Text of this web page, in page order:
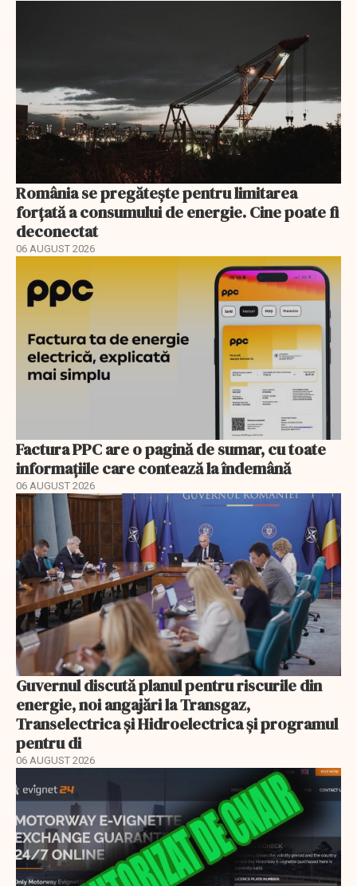
România se pregătește pentru limitarea
forțată a consumului de energie. Cine poate fi
deconectat
06 AUGUST 2026
Factura PPC are o pagină de sumar, cu toate
informațiile care contează la îndemână
06 AUGUST 2026
Guvernul discută planul pentru riscurile din
energie, noi angajări la Transgaz,
Transelectrica și Hidroelectrica și programul
pentru di
06 AUGUST 2026